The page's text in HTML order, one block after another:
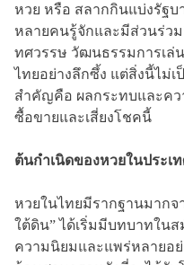
หวย หรือ สลากกินแบ่งรัฐบ
หลายคนรู้จักและมีส่วนร่ว
ทศวรรษ วัฒนธรรมการเล่
ไทยอย่างลึกซึ้ง แต่สิ่งนี้ไม่เ
สำคัญคือ ผลกระทบและคว
ซื้อขายและเสี่ยงโชคนี้
ต้นกำเนิดของหวยในประเ
หวยในไทยมีรากฐานมากจ
ใต้ดิน” ได้เริ่มมีบทบาทใน
ความนิยมและแพร่หลายอย่